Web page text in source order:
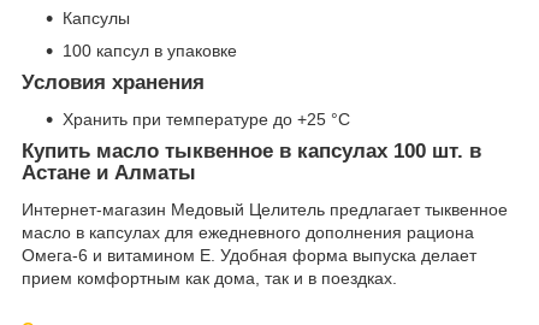
Капсулы
100 капсул в упаковке
Условия хранения
Хранить при температуре до +25 °С
Купить масло тыквенное в капсулах 100 шт. в
Астане и Алматы
Интернет-магазин Медовый Целитель предлагает тыквенное
масло в капсулах для ежедневного дополнения рациона
Омега-6 и витамином Е. Удобная форма выпуска делает
прием комфортным как дома, так и в поездках.